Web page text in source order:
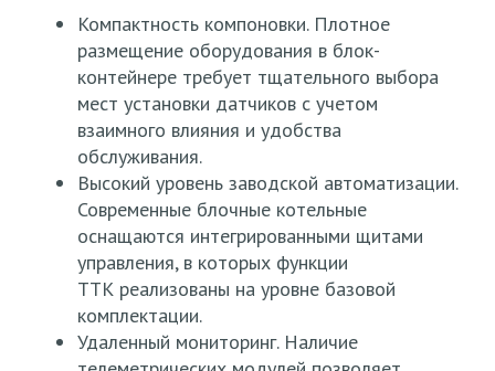
Компактность компоновки. Плотное
размещение оборудования в блок-
контейнере требует тщательного выбора
мест установки датчиков с учетом
взаимного влияния и удобства
обслуживания.
Высокий уровень заводской автоматизации.
Современные блочные котельные
оснащаются интегрированными щитами
управления, в которых функции
ТТК реализованы на уровне базовой
комплектации.
Удаленный мониторинг. Наличие